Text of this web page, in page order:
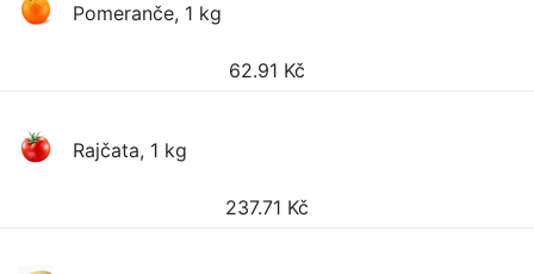
Pomeranče, 1 kg
62.91 Kč
Rajčata, 1 kg
237.71 Kč